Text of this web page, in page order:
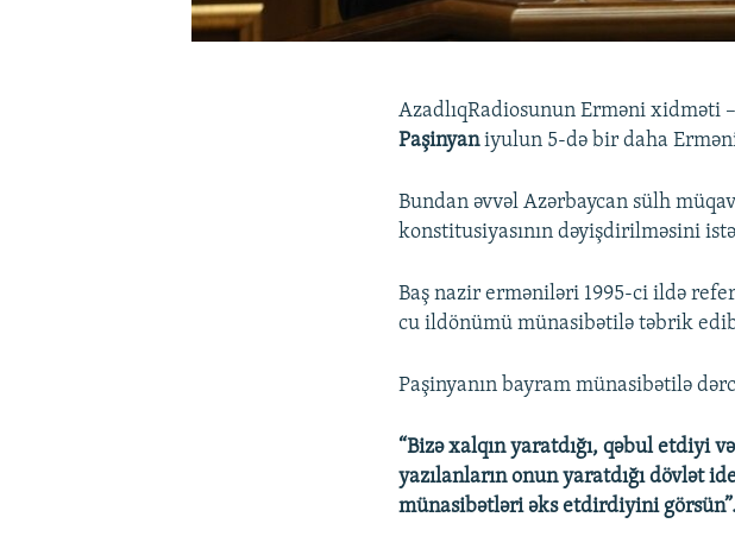
AzadlıqRadiosunun Erməni xidməti
Paşinyaniyulun 5-də bir daha
Bundan əvvəl Azərbaycan sülh
konstitusiyasının dəyişdirilməsini
Baş nazir erməniləri 1995-ci ildə
cu ildönümü münasibətilə təbrik
Paşinyanın bayram münasibətilə
“Bizə xalqın yaratdığı, qəbul etdiyi
yazılanların onun yaratdığı dövlət
münasibətləri əks etdirdiyini görsün”.